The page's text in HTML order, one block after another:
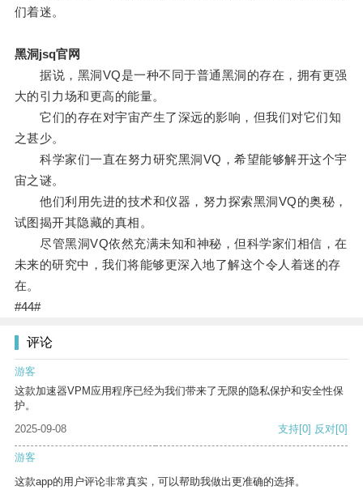
们着迷。
黑洞jsq官网
据说，黑洞VQ是一种不同于普通黑洞的存在，拥有更强
大的引力场和更高的能量。
它们的存在对宇宙产生了深远的影响，但我们对它们知
之甚少。
科学家们一直在努力研究黑洞VQ，希望能够解开这个宇
宙之谜。
他们利用先进的技术和仪器，努力探索黑洞VQ的奥秘，
试图揭开其隐藏的真相。
尽管黑洞VQ依然充满未知和神秘，但科学家们相信，在
未来的研究中，我们将能够更深入地了解这个令人着迷的存
在。
#44#
评论
游客
这款加速器VPM应用程序已经为我们带来了无限的隐私保护和安全性保
护。
2025-09-08
支持[0] 反对[0]
游客
这款app的用户评论非常真实，可以帮助我做出更准确的选择。